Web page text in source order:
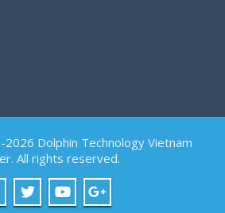
Dolphin Technology Vietnam
All rights reserved.